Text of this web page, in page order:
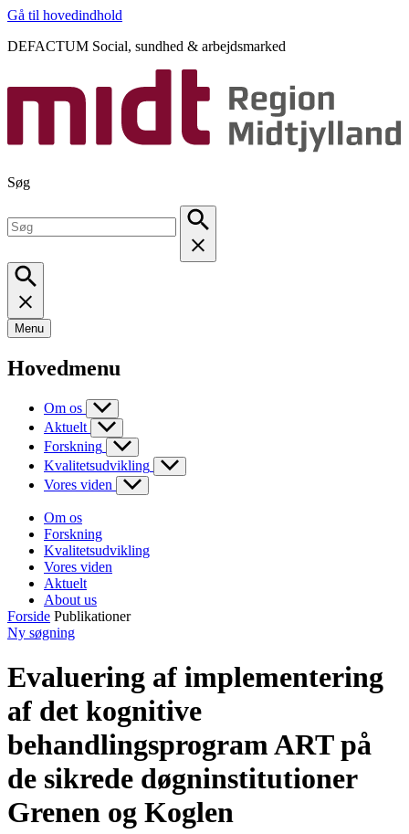
Gå til hovedindhold
DEFACTUM Social, sundhed & arbejdsmarked
Søg
Menu
Hovedmenu
Om os
Aktuelt
Forskning
Kvalitetsudvikling
Vores viden
Om os
Forskning
Kvalitetsudvikling
Vores viden
Aktuelt
About us
Forside Publikationer
Ny søgning
Evaluering af implementering
af det kognitive
behandlingsprogram ART på
de sikrede døgninstitutioner
Grenen og Koglen